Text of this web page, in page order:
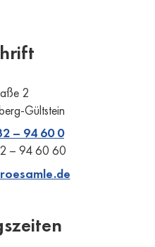
2
Gültstein
– 94 60 0
– 94 60 60